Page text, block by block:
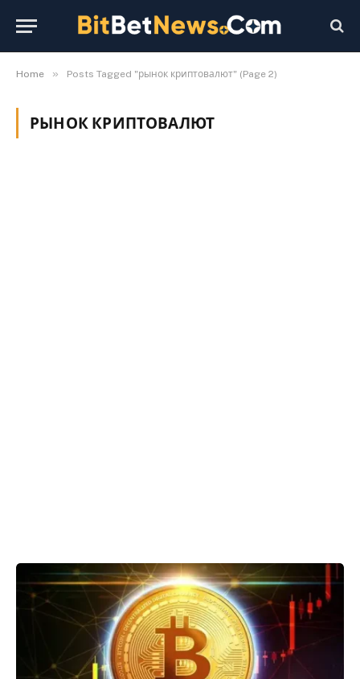
Home » Posts Tagged "рынок криптовалют" (Page 2)
РЫНОК КРИПТОВАЛЮТ